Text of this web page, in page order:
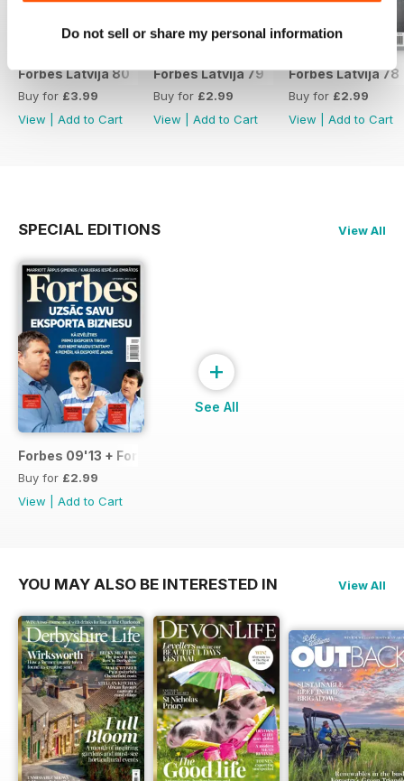
Do not sell or share my personal information
Forbes Latvija 80
Buy for £3.99
View
Add to Cart
Forbes Latvija 79
Buy for £2.99
View
Add to Cart
Forbes Latvija 78
Buy for £2.99
View
Add to Cart
SPECIAL EDITIONS View All
Forbes 09'13 + Forbes Life
Buy for £2.99
View
Add to Cart
+
See All
YOU MAY ALSO BE INTERESTED IN View All